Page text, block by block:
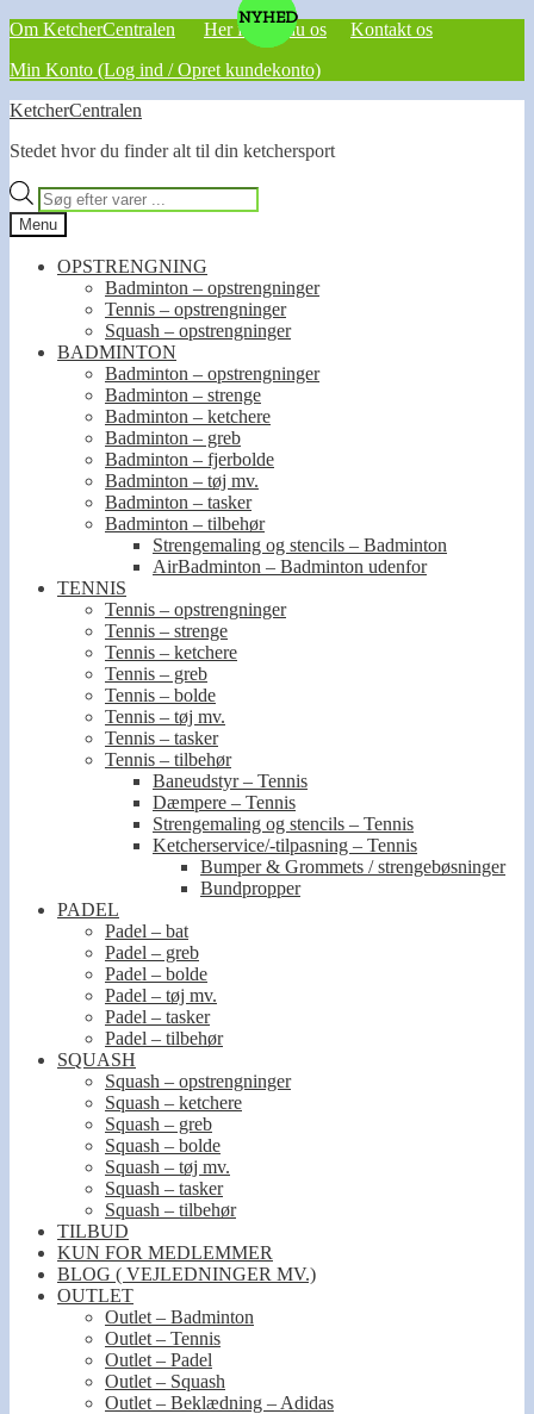
Om KetcherCentralen Her finder du os
Kontakt os
Min Konto (Log ind / Opret kundekonto)
Spring
navigation
Spring
indhold
KetcherCentralen
Stedet hvor du finder alt til din ketchersport
Products
search
Menu
OPSTRENGNING
Badminton – opstrengninger
Tennis – opstrengninger
Squash – opstrengninger
BADMINTON
Badminton – opstrengninger
Badminton – strenge
Badminton – ketchere
Badminton – greb
Badminton – fjerbolde
Badminton – tøj mv.
Badminton – tasker
Badminton – tilbehør
Strengemaling og stencils – Badminton
AirBadminton – Badminton udenfor
TENNIS
Tennis – opstrengninger
Tennis – strenge
Tennis – ketchere
Tennis – greb
Tennis – bolde
Tennis – tøj mv.
Tennis – tasker
Tennis – tilbehør
Baneudstyr – Tennis
Dæmpere – Tennis
Strengemaling og stencils – Tennis
Ketcherservice/-tilpasning – Tennis
Bumper & Grommets / strengebøsninger
Bundpropper
PADEL
Padel – bat
Padel – greb
Padel – bolde
Padel – tøj mv.
Padel – tasker
Padel – tilbehør
SQUASH
Squash – opstrengninger
Squash – ketchere
Squash – greb
Squash – bolde
Squash – tøj mv.
Squash – tasker
Squash – tilbehør
TILBUD
KUN FOR MEDLEMMER
BLOG ( VEJLEDNINGER MV.)
OUTLET
Outlet – Badminton
Outlet – Tennis
Outlet – Padel
Outlet – Squash
Outlet – Beklædning – Adidas
NYHED
NYHED
NYHED